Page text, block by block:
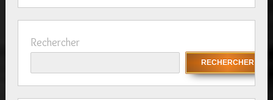
Rechercher
RECHERCHER